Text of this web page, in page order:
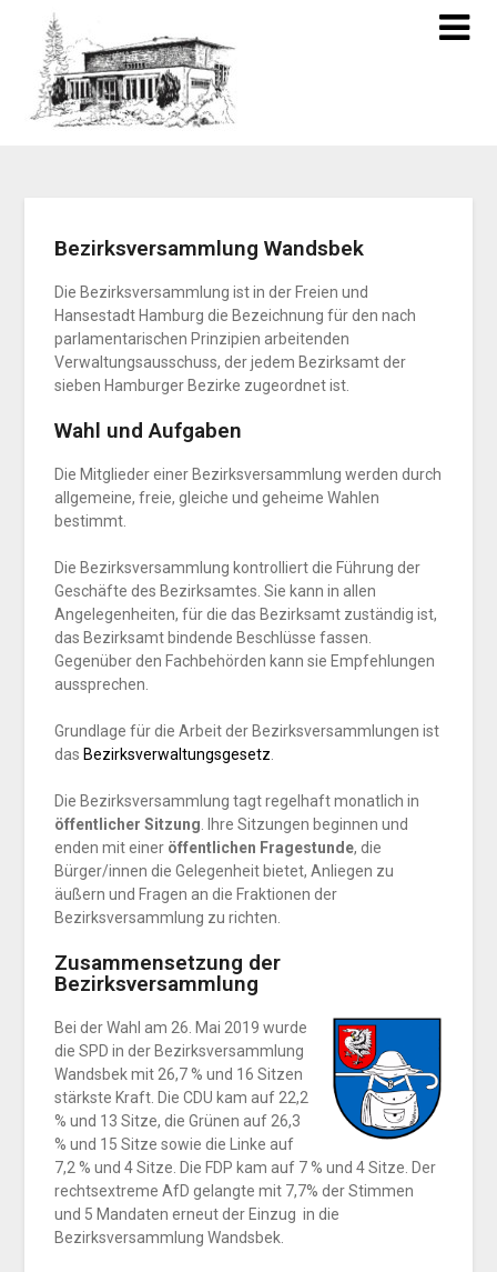
Bezirksversammlung Wandsbek
Die Bezirksversammlung ist in der Freien und
Hansestadt Hamburg die Bezeichnung für den nach
parlamentarischen Prinzipien arbeitenden
Verwaltungsausschuss, der jedem Bezirksamt der
sieben Hamburger Bezirke zugeordnet ist.
Wahl und Aufgaben
Die Mitglieder einer Bezirksversammlung werden durch
allgemeine, freie, gleiche und geheime Wahlen
bestimmt.
Die Bezirksversammlung kontrolliert die Führung der
Geschäfte des Bezirksamtes. Sie kann in allen
Angelegenheiten, für die das Bezirksamt zuständig ist,
das Bezirksamt bindende Beschlüsse fassen.
Gegenüber den Fachbehörden kann sie Empfehlungen
aussprechen.
Grundlage für die Arbeit der Bezirksversammlungen ist
das Bezirksverwaltungsgesetz
Die Bezirksversammlung tagt regelhaft monatlich in
öffentlicher Sitzung . Ihre Sitzungen beginnen und
enden mit einer öffentlichen Fragestunde, die
Bürger/innen die Gelegenheit bietet, Anliegen zu
äußern und Fragen an die Fraktionen der
Bezirksversammlung zu richten.
Zusammensetzung der
Bezirksversammlung
Bei der Wahl am 26. Mai 2019 wurde
die SPD in der Bezirksversammlung
Wandsbek mit 26,7 % und 16 Sitzen
stärkste Kraft. Die CDU kam auf 22,2
% und 13 Sitze, die Grünen auf 26,3
% und 15 Sitze sowie die Linke auf
7,2 % und 4 Sitze. Die FDP kam auf 7 % und 4 Sitze. Der
rechtsextreme AfD gelangte mit 7,7% der Stimmen
und 5 Mandaten erneut der Einzug in die
Bezirksversammlung Wandsbek.